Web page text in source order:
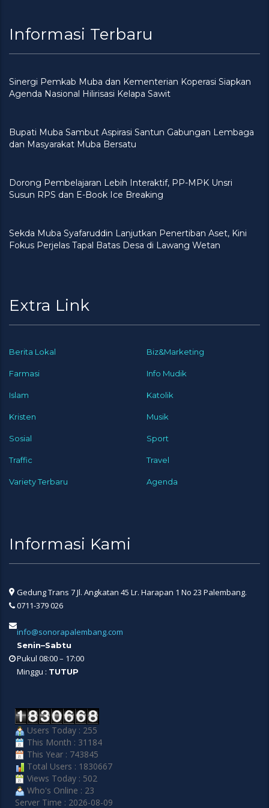
Informasi Terbaru
Sinergi Pemkab Muba dan Kementerian Koperasi Siapkan
Agenda Nasional Hilirisasi Kelapa Sawit
Bupati Muba Sambut Aspirasi Santun Gabungan Lembaga
dan Masyarakat Muba Bersatu
Dorong Pembelajaran Lebih Interaktif, PP-MPK Unsri
Susun RPS dan E-Book Ice Breaking
Sekda Muba Syafaruddin Lanjutkan Penertiban Aset, Kini
Fokus Perjelas Tapal Batas Desa di Lawang Wetan
Extra Link
Berita Lokal Biz&Marketing
Farmasi Info Mudik
Islam Katolik
Kristen Musik
Sosial Sport
Traffic Travel
Variety Terbaru Agenda
Informasi Kami
Gedung Trans 7 Jl. Angkatan 45 Lr. Harapan 1 No 23 Palembang.
0711-379 026
info@sonorapalembang.com
Senin–Sabtu
Pukul 08:00 – 17:00
Minggu : TUTUP
Users Today : 255
This Month : 31184
This Year : 743845
Total Users : 1830667
Views Today : 502
Who's Online : 23
Server Time : 2026-08-09